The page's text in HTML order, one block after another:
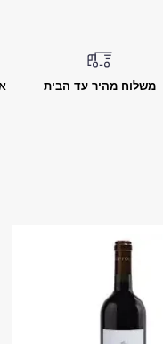
משלוח מהיר עד הבית